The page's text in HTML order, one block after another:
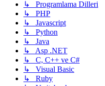
↳ Programlama Dilleri
↳ PHP
↳ Javascript
↳ Python
↳ Java
↳ Asp .NET
↳ C, C++ ve C#
↳ Visual Basic
↳ Ruby